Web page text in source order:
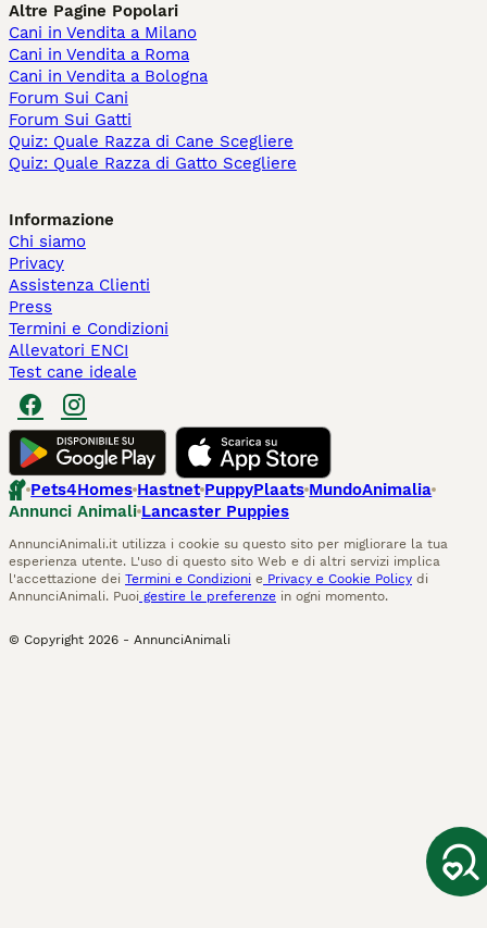
Altre Pagine Popolari
Cani in Vendita a Milano
Cani in Vendita a Roma
Cani in Vendita a Bologna
Forum Sui Cani
Forum Sui Gatti
Quiz: Quale Razza di Cane Scegliere
Quiz: Quale Razza di Gatto Scegliere
Informazione
Chi siamo
Privacy
Assistenza Clienti
Press
Termini e Condizioni
Allevatori ENCI
Test cane ideale
Pets4Homes Hastnet PuppyPlaats MundoAnimalia
Annunci Animali Lancaster Puppies
AnnunciAnimali.it utilizza i cookie su questo sito per migliorare la tua
esperienza utente. L'uso di questo sito Web e di altri servizi implica
l'accettazione dei Termini e Condizioni e Privacy e Cookie Policy di
AnnunciAnimali. Puoi gestire le preferenze in ogni momento.
© Copyright 2026 - AnnunciAnimali